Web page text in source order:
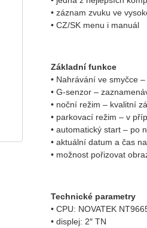
• záznam zvuku ve
• CZ/SK menu i manuál
Základní funkce
• Nahrávání ve smyčce
• G-senzor –
• noční režim – kvalitní
• parkovací režim – v
• automatický start – po
• aktuální datum a čas
• možnost pořizovat
Technické parametry
• CPU: NOVATEK
• displej: 2″ TN